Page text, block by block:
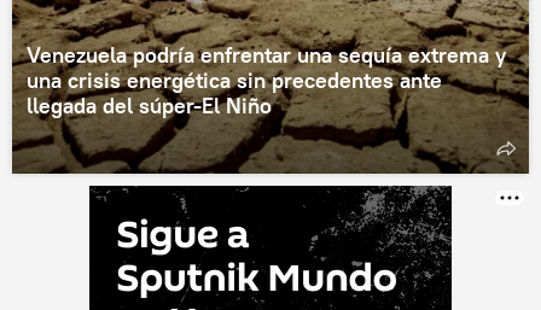
Venezuela podría enfrentar una sequía extrema y
una crisis energética sin precedentes ante
llegada del súper-El Niño